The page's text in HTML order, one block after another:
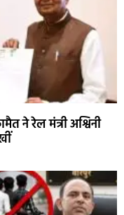
ने रेल मंत्री अश्विनी